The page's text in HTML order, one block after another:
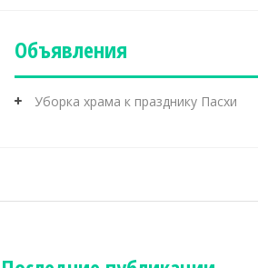
Объявления
Уборка храма к празднику Пасхи